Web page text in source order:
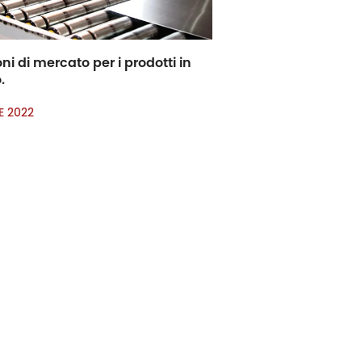
di mercato per i prodotti in
2022